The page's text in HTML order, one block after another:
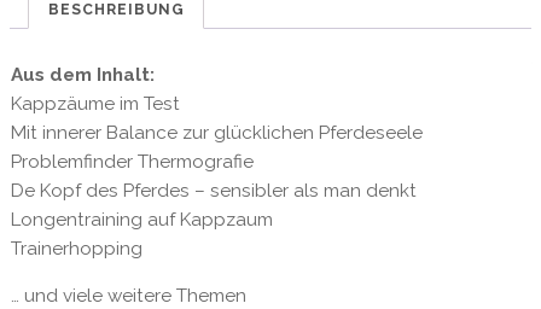
BESCHREIBUNG
Aus dem Inhalt:
Kappzäume im Test
Mit innerer Balance zur glücklichen Pferdeseele
Problemfinder Thermografie
De Kopf des Pferdes – sensibler als man denkt
Longentraining auf Kappzaum
Trainerhopping
… und viele weitere Themen